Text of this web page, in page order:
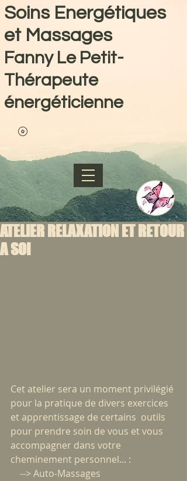
Soins Energétiques
et Massages
Fanny Le Petit-
Thérapeute
énergéticienne
ATELIER RELAXATION ET RETOUR
A SOI
Cet atelier sera un moment privilégié
pour la pratique de divers exercices
et apprentissage de certains  outils
pour prendre soin de vous et vous
accompagner dans votre
cheminement personnel... :
    --> Auto-Massages